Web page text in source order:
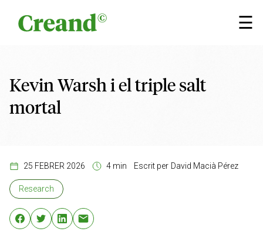
☰
×
Kevin Warsh i el triple salt
mortal
25 FEBRER 2026 4 min Escrit per David Macià Pérez
Research